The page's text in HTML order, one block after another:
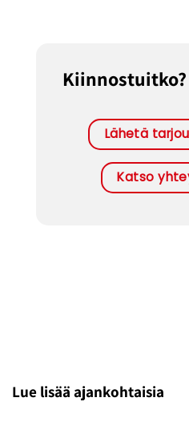
Lähetä
Katso
Lue lisää ajankohtaisia